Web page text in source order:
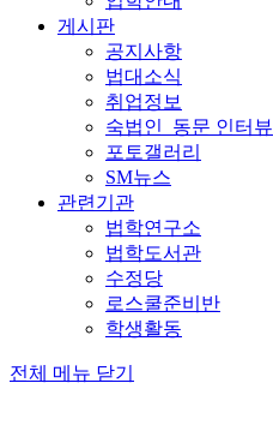
게시판
공지사항
법대소식
취업정보
숙법인_동문 인터뷰
포토갤러리
SM뉴스
관련기관
법학연구소
법학도서관
수정당
로스쿨준비반
학생활동
전체 메뉴 닫기